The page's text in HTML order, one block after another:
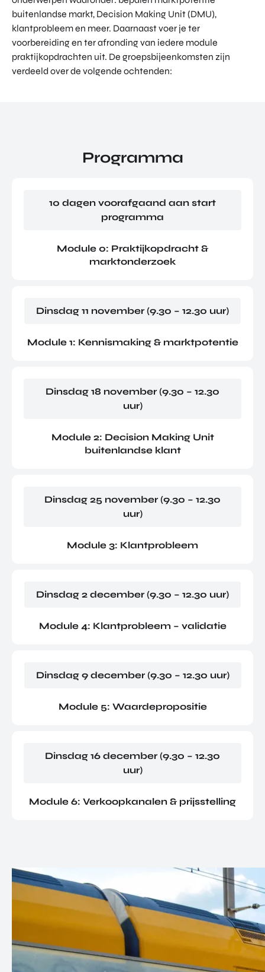
buitenlandse markt, Decision Making Unit (DMU),
klantprobleem en meer. Daarnaast voer je ter
voorbereiding en ter afronding van iedere module
praktijkopdrachten uit. De groepsbijeenkomsten zijn
verdeeld over de volgende ochtenden:
Programma
Module 0: Praktijkopdracht &
marktonderzoek
10 dagen voorafgaand aan start
programma
Module 1: Kennismaking & marktpotentie
Dinsdag 11 november (9.30 – 12.30 uur)
Module 2: Decision Making Unit
buitenlandse klant
Dinsdag 18 november (9.30 – 12.30
uur)
Module 3: Klantprobleem
Dinsdag 25 november (9.30 – 12.30
uur)
Module 4: Klantprobleem – validatie
Dinsdag 2 december (9.30 – 12.30 uur)
Module 5: Waardepropositie
Dinsdag 9 december (9.30 – 12.30 uur)
Module 6: Verkoopkanalen & prijsstelling
Dinsdag 16 december (9.30 – 12.30
uur)